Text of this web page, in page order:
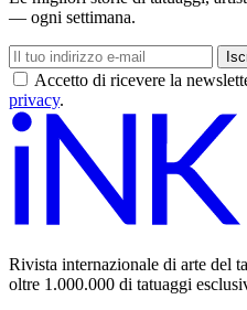
— ogni settimana.
Accetto di ricevere la
privacy.
Rivista internazionale di arte del
oltre 1.000.000 di tatuaggi